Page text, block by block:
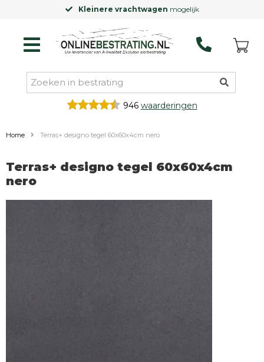
Kleinere vrachtwagen mogelijk
946 waarderingen
Home Terras+ designo tegel 60x60x4cm nero
Terras+ designo tegel 60x60x4cm
nero